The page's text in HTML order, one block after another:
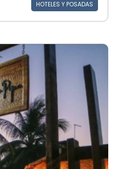
HOTELES Y POSADAS